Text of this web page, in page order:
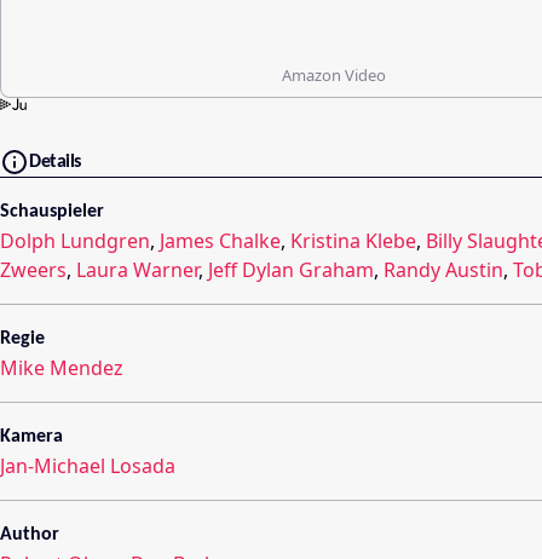
Amazon Video
Details
Schauspieler
Dolph Lundgren, James Chalke, Kristina Klebe, Billy
Zweers, Laura Warner, Jeff Dylan Graham, Randy Austin,
Regie
Mike Mendez
Kamera
Jan-Michael Losada
Author